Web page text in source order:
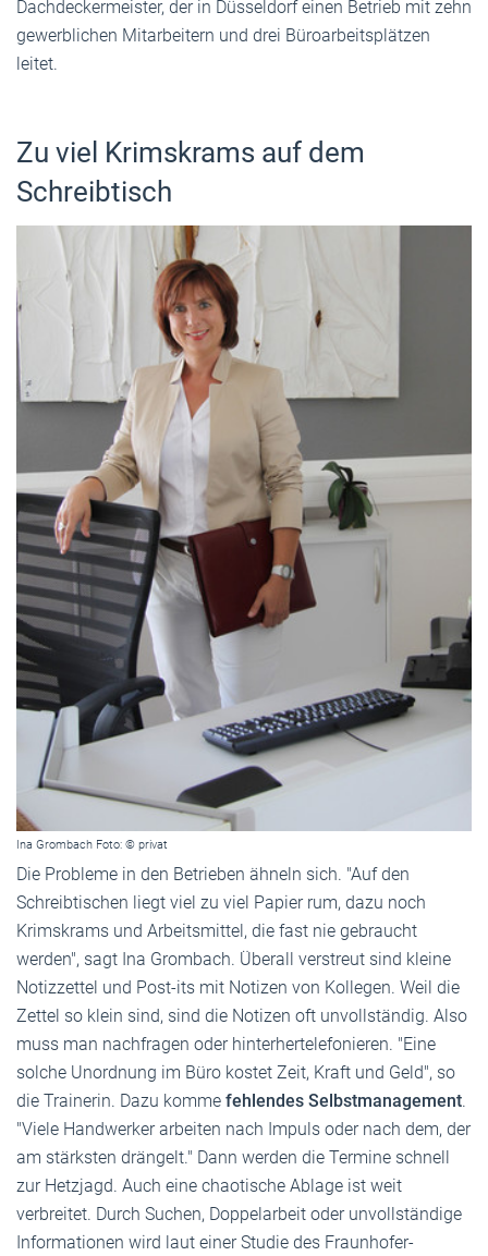
Dachdeckermeister, der in Düsseldorf einen Betrieb mit zehn
gewerblichen Mitarbeitern und drei Büroarbeitsplätzen
leitet.
Zu viel Krimskrams auf dem
Schreibtisch
Ina Grombach Foto: © privat
Die Probleme in den Betrieben ähneln sich. "Auf den
Schreibtischen liegt viel zu viel Papier rum, dazu noch
Krimskrams und Arbeitsmittel, die fast nie gebraucht
werden", sagt Ina Grombach. Überall verstreut sind kleine
Notizzettel und Post-its mit Notizen von Kollegen. Weil die
Zettel so klein sind, sind die Notizen oft unvollständig. Also
muss man nachfragen oder hinterhertelefonieren. "Eine
solche Unordnung im Büro kostet Zeit, Kraft und Geld", so
die Trainerin. Dazu komme fehlendes Selbstmanagement.
"Viele Handwerker arbeiten nach Impuls oder nach dem, der
am stärksten drängelt." Dann werden die Termine schnell
zur Hetzjagd. Auch eine chaotische Ablage ist weit
verbreitet. Durch Suchen, Doppelarbeit oder unvollständige
Informationen wird laut einer Studie des Fraunhofer-